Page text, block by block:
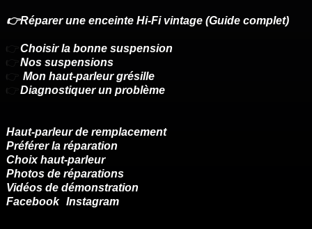
👉Réparer une enceinte Hi-Fi vintage (Guide complet)
👉 Choisir la bonne suspension
👉 Nos suspensions
👉 Mon haut-parleur grésille
👉 Diagnostiquer un problème
Haut-parleur de remplacement
Préférer la réparation
Choix haut-parleur
Photos de réparations
Vidéos de démonstration
Facebook Instagram